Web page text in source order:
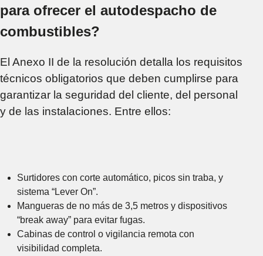
para ofrecer el autodespacho de
combustibles?
El Anexo II de la resolución detalla los requisitos
técnicos obligatorios que deben cumplirse para
garantizar la seguridad del cliente, del personal
y de las instalaciones. Entre ellos:
Surtidores con corte automático, picos sin traba, y
sistema “Lever On”.
Mangueras de no más de 3,5 metros y dispositivos
“break away” para evitar fugas.
Cabinas de control o vigilancia remota con
visibilidad completa.